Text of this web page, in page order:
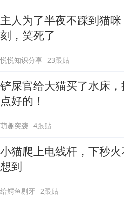
主人为了半夜不踩到猫
刻，笑死了
悦悦知识分享 23跟贴
铲屎官给大猫买了水床
点好的！
萌趣突袭 4跟贴
小猫爬上电线杆，下秒
想到
给鳄鱼剔牙 2跟贴